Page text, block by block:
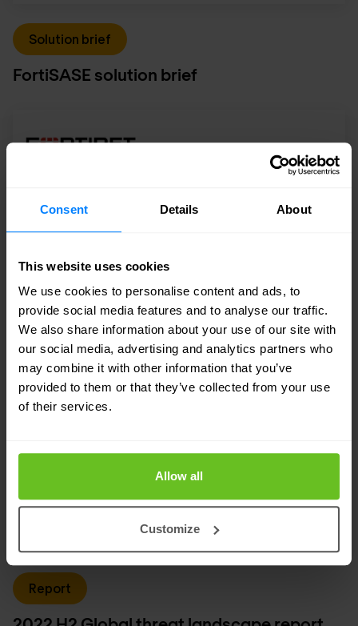
Consent Details About
This website uses cookies
We use cookies to personalise content and ads, to
provide social media features and to analyse our traffic.
We also share information about your use of our site with
our social media, advertising and analytics partners who
may combine it with other information that you’ve
provided to them or that they’ve collected from your use
of their services.
Allow all
Customize
Solution brief
FortiSASE solution brief
Report